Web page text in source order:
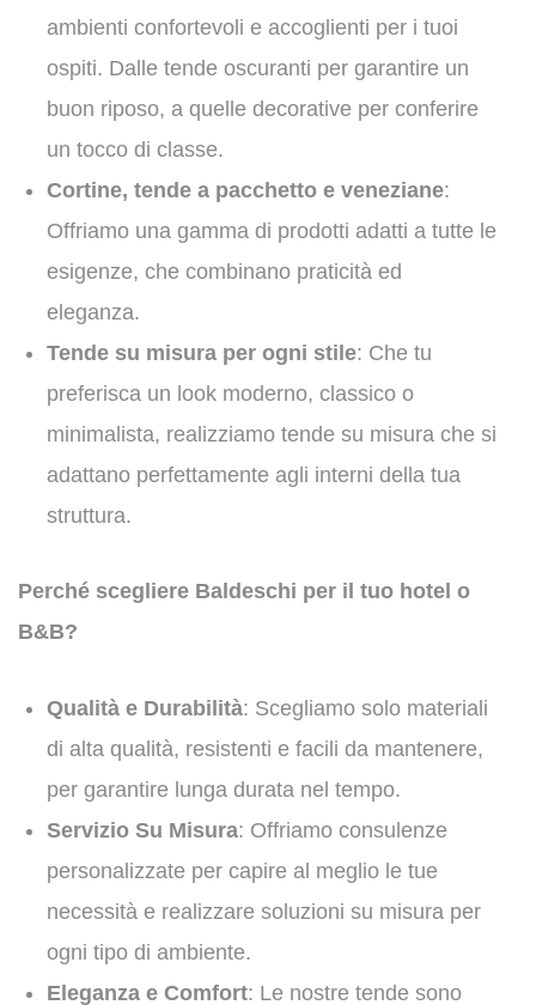
ambienti confortevoli e accoglienti per i tuoi
ospiti. Dalle tende oscuranti per garantire un
buon riposo, a quelle decorative per conferire
un tocco di classe.
Cortine, tende a pacchetto e veneziane:
Offriamo una gamma di prodotti adatti a tutte le
esigenze, che combinano praticità ed
eleganza.
Tende su misura per ogni stile: Che tu
preferisca un look moderno, classico o
minimalista, realizziamo tende su misura che si
adattano perfettamente agli interni della tua
struttura.
Perché scegliere Baldeschi per il tuo hotel o
B&B?
Qualità e Durabilità: Scegliamo solo materiali
di alta qualità, resistenti e facili da mantenere,
per garantire lunga durata nel tempo.
Servizio Su Misura: Offriamo consulenze
personalizzate per capire al meglio le tue
necessità e realizzare soluzioni su misura per
ogni tipo di ambiente.
Eleganza e Comfort: Le nostre tende sono